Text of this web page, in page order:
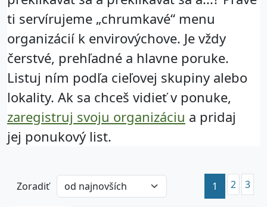
ti servírujeme „chrumkavé“ menu
organizácií k envirovýchove. Je vždy
čerstvé, prehľadné a hlavne poruke.
Listuj ním podľa cieľovej skupiny alebo
lokality. Ak sa chceš vidieť v ponuke,
zaregistruj svoju organizáciu a pridaj
jej ponukový list.
Zoradiť 1 (current)
2 3